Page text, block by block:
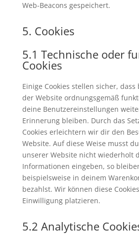
Web-Beacons gespeichert.
5. Cookies
5.1 Technische oder
Cookies
Einige Cookies stellen sicher,
der Website ordnungsgemäß
deine Benutzereinstellungen
Erinnerung bleiben. Durch das
Cookies erleichtern wir dir den
Website. Auf diese Weise musst
unserer Website nicht wiederholt
Informationen eingeben, so
beispielsweise in deinem
bezahlst. Wir können diese
Einwilligung platzieren.
5.2 Analytische